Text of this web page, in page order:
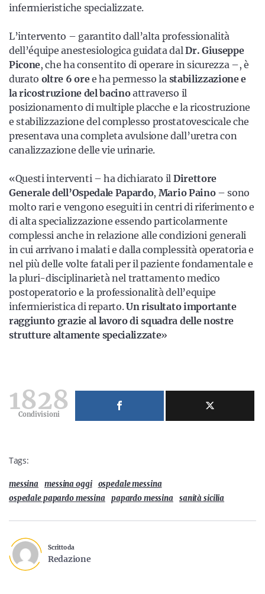
infermieristiche specializzate.
L’intervento – garantito dall’alta professionalità
dell’équipe anestesiologica guidata dalDr. Giuseppe
Picone, che ha consentito di operare in sicurezza –, è
durato oltre 6 oree ha permesso la stabilizzazione e
la ricostruzione del bacinoattraverso il
posizionamento di multiple placche e la ricostruzione
e stabilizzazione del complesso prostatovescicale che
presentava una completa avulsione dall’uretra con
canalizzazione delle vie urinarie.
«Questi interventi – ha dichiarato il Direttore
Generale dell’Ospedale Papardo, Mario Paino– sono
molto rari e vengono eseguiti in centri di riferimento e
di alta specializzazione essendo particolarmente
complessi anche in relazione alle condizioni generali
in cui arrivano i malati e dalla complessità operatoria e
nel più delle volte fatali per il paziente fondamentale e
la pluri-disciplinarietà nel trattamento medico
postoperatorio e la professionalità dell’equipe
infermieristica di reparto.Un risultato importante
raggiunto grazie al lavoro di squadra delle nostre
strutture altamente specializzate»
1828
Condivisioni
Tags:
messina messina oggi
ospedale messina
ospedale papardo messina papardo messina sanità sicilia
Scritto da
Redazione